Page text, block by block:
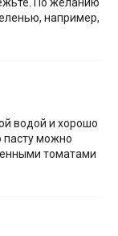
например,
водой и хорошо
пасту можно
томатами